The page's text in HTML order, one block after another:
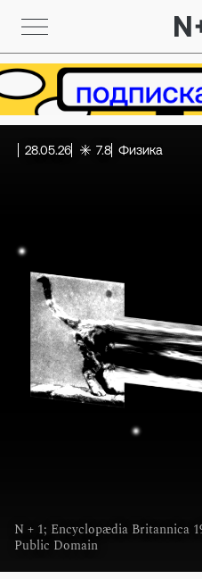
28.05.26 7.8 Физика
N + 1; Encyclopædia Britannica
Public Domain